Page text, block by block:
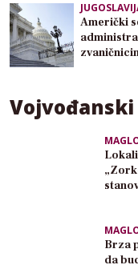
Američki
Brza
da